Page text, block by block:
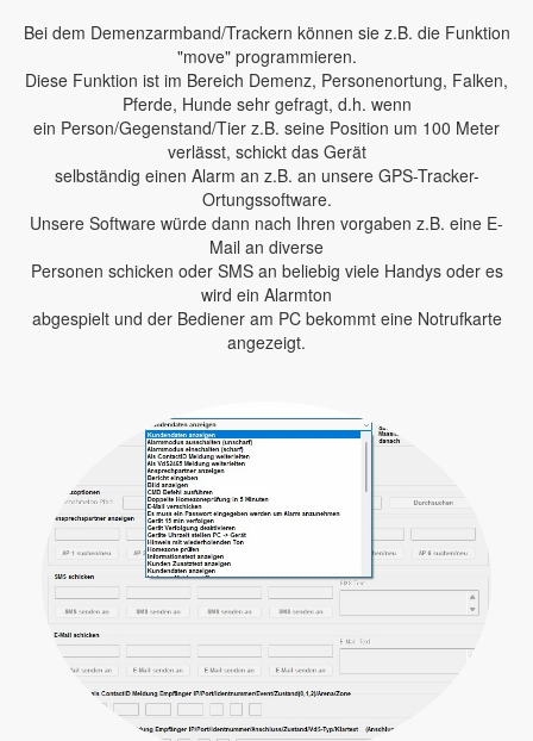
Bei dem Demenzarmband/Trackern können sie z.B. die Funktion
"move" programmieren.
Diese Funktion ist im Bereich Demenz, Personenortung, Falken,
Pferde, Hunde sehr gefragt, d.h. wenn
ein Person/Gegenstand/Tier z.B. seine Position um 100 Meter
verlässt, schickt das Gerät
selbständig einen Alarm an z.B. an unsere GPS-Tracker-
Ortungssoftware.
Unsere Software würde dann nach Ihren vorgaben z.B. eine E-
Mail an diverse
Personen schicken oder SMS an beliebig viele Handys oder es
wird ein Alarmton
abgespielt und der Bediener am PC bekommt eine Notrufkarte
angezeigt.